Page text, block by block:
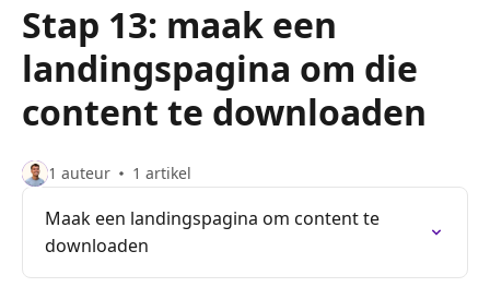
Stap 13: maak een
landingspagina om die
content te downloaden
1 auteur 1 artikel
Maak een landingspagina om content te
downloaden